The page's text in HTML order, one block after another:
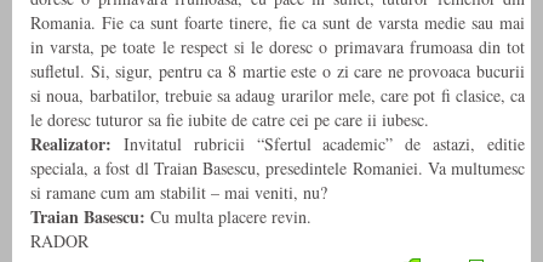
Romania. Fie ca sunt foarte tinere, fie ca sunt de varsta medie sau mai
in varsta, pe toate le respect si le doresc o primavara frumoasa din tot
sufletul. Si, sigur, pentru ca 8 martie este o zi care ne provoaca bucurii
si noua, barbatilor, trebuie sa adaug urarilor mele, care pot fi clasice, ca
le doresc tuturor sa fie iubite de catre cei pe care ii iubesc.
Realizator: Invitatul rubricii “Sfertul academic” de astazi, editie
speciala, a fost dl Traian Basescu, presedintele Romaniei. Va multumesc
si ramane cum am stabilit – mai veniti, nu?
Traian Basescu: Cu multa placere revin.
RADOR